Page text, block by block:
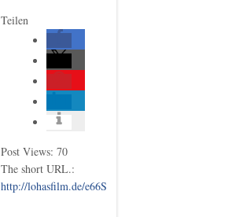
Teilen
Post Views: 70
The short URL.:
http://lohasfilm.de/e66S